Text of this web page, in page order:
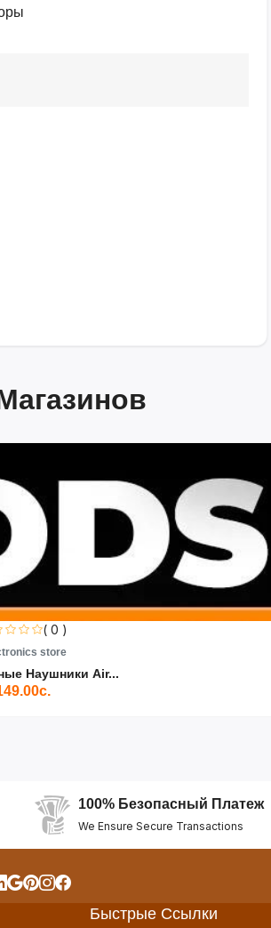
( 0 )
store
Наушники Air...
100% Безопасный Платеж
We Ensure Secure Transactions
Быстрые Ссылки